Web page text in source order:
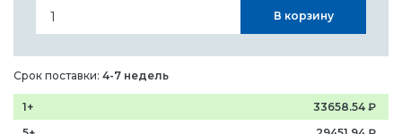
В корзину
Срок поставки: 4-7 недель
1+ 33658.54 ₽